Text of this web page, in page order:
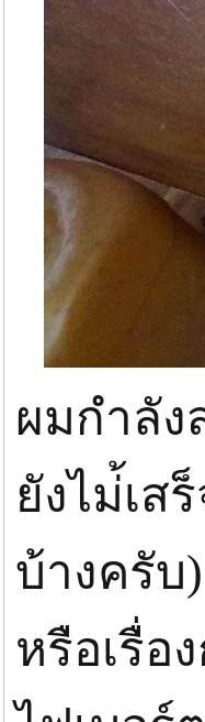
ผมกำลัง
ยังไม่้เส
บ้างครับ
หรือเรื่อ